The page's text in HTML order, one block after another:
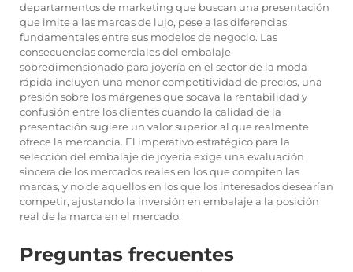
departamentos de marketing que buscan una presentación
que imite a las marcas de lujo, pese a las diferencias
fundamentales entre sus modelos de negocio. Las
consecuencias comerciales del embalaje
sobredimensionado para joyería en el sector de la moda
rápida incluyen una menor competitividad de precios, una
presión sobre los márgenes que socava la rentabilidad y
confusión entre los clientes cuando la calidad de la
presentación sugiere un valor superior al que realmente
ofrece la mercancía. El imperativo estratégico para la
selección del embalaje de joyería exige una evaluación
sincera de los mercados reales en los que compiten las
marcas, y no de aquellos en los que los interesados desearían
competir, ajustando la inversión en embalaje a la posición
real de la marca en el mercado.
Preguntas frecuentes